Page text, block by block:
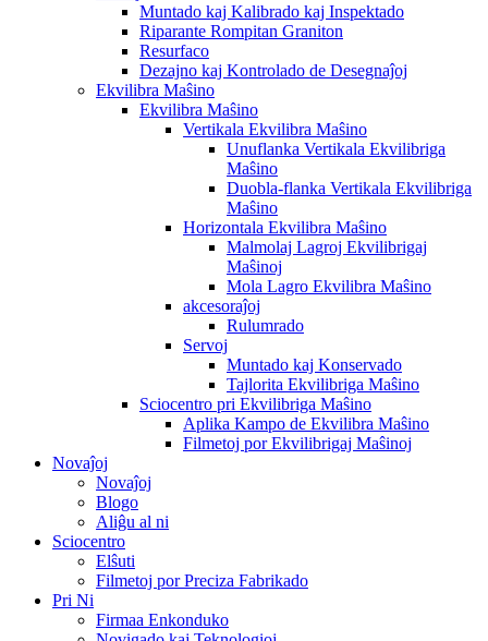
Muntado kaj Kalibrado kaj Inspektado
Riparante Rompitan Graniton
Resurfaco
Dezajno kaj Kontrolado de Desegnaĵoj
Ekvilibra Maŝino
Ekvilibra Maŝino
Vertikala Ekvilibra Maŝino
Unuflanka Vertikala Ekvilibriga
Maŝino
Duobla-flanka Vertikala Ekvilibriga
Maŝino
Horizontala Ekvilibra Maŝino
Malmolaj Lagroj Ekvilibrigaj
Maŝinoj
Mola Lagro Ekvilibra Maŝino
akcesoraĵoj
Rulumrado
Servoj
Muntado kaj Konservado
Tajlorita Ekvilibriga Maŝino
Sciocentro pri Ekvilibriga Maŝino
Aplika Kampo de Ekvilibra Maŝino
Filmetoj por Ekvilibrigaj Maŝinoj
Novaĵoj
Novaĵoj
Blogo
Aliĝu al ni
Sciocentro
Elŝuti
Filmetoj por Preciza Fabrikado
Pri Ni
Firmaa Enkonduko